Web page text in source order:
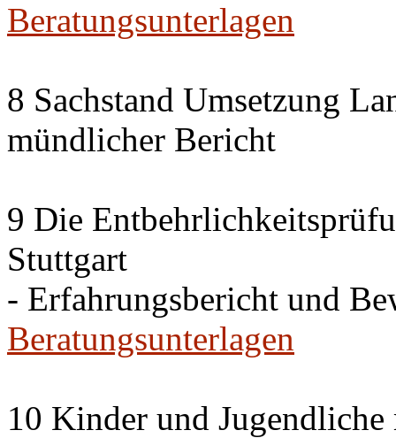
Beratungsunterlagen
8 Sachstand Umsetzung
mündlicher Bericht
9 Die
Stuttgart
- Erfahrungsbericht und
Beratungsunterlagen
10 Kinder und